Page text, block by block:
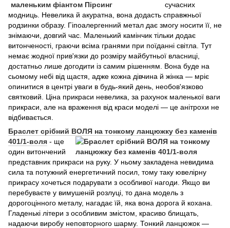
сучасних
модниць. Невелика й акуратна, вона додасть справжньої
родзинки образу. Гіпоалергенний метал дає змогу носити її, не
знімаючи, довгий час. Маленький камінчик тільки додає
витонченості, граючи всіма гранями при поїданні світла. Тут
немає жодної прив'язки до розміру майбутньої власниці,
достатньо лише догодити із самим рішенням. Вона буде на
сьомому небі від щастя, адже кожна дівчина й жінка — мріє
опинитися в центрі уваги в будь-який день, необов'язково
святковий. Ціна прикраси невелика, за рахунок маленької ваги
прикраси, але на враження від краси моделі — це анітрохи не
відбивається.
Браслет срібний ВОЛЯ на тонкому ланцюжку без каменів
401/1-воля - ще
один витончений
представник прикраси на руку. У ньому закладена невидима
сила та потужний енергетичний посил, тому таку ювелірну
прикрасу хочеться подарувати з особливої нагоди. Якщо ви
перебуваєте у вимушеній розлуці, то дана модель з
дорогоцінного металу, нагадає їй, яка вона дорога й кохана.
Гладенькі літери з особливим змістом, красиво блищать,
надаючи виробу неповторного шарму. Тонкий ланцюжок —